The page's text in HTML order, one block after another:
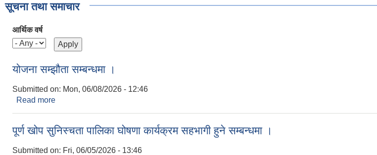
सूचना तथा समाचार
आर्थिक वर्ष
योजना सम्झौता सम्बन्धमा ।
Submitted on: Mon, 06/08/2026 - 12:46
Read more
पूर्ण खोप सुनिस्चता पालिका घोषणा कार्यक्रम सहभागी हुने सम्बन्धमा ।
Submitted on: Fri, 06/05/2026 - 13:46